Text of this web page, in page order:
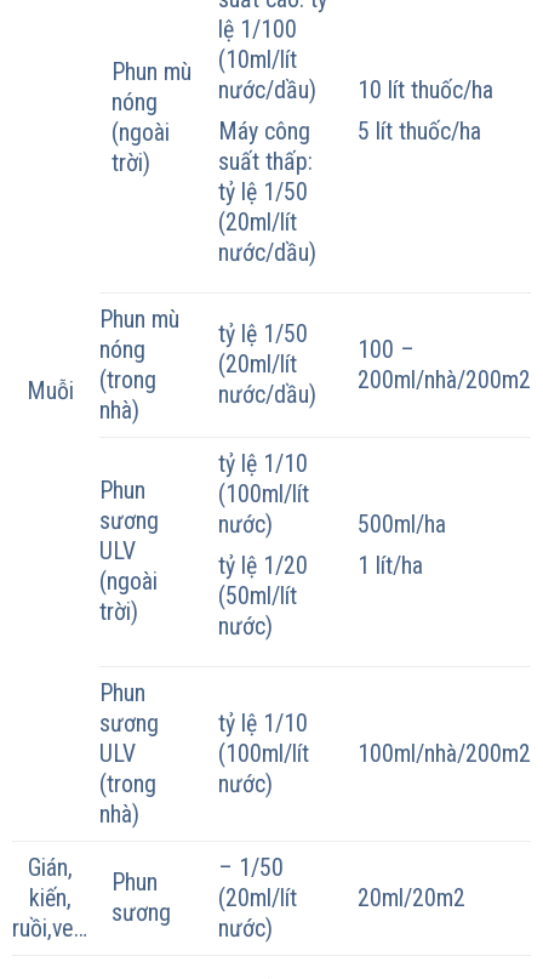
Muỗi
Phun mù
nóng
(ngoài
trời)
lệ 1/100
(10ml/lít
nước/dầu)
Máy công
suất thấp:
tỷ lệ 1/50
(20ml/lít
nước/dầu)
10 lít thuốc/ha
5 lít thuốc/ha
Phun mù
nóng
(trong
nhà)
tỷ lệ 1/50
(20ml/lít
nước/dầu)
100 –
200ml/nhà/200m2
Phun
sương
ULV
(ngoài
trời)
tỷ lệ 1/10
(100ml/lít
nước)
tỷ lệ 1/20
(50ml/lít
nước)
500ml/ha
1 lít/ha
Phun
sương
ULV
(trong
nhà)
tỷ lệ 1/10
(100ml/lít
nước)
100ml/nhà/200m2
Gián,
kiến,
ruồi,ve…
Phun
sương
– 1/50
(20ml/lít
nước)
20ml/20m2